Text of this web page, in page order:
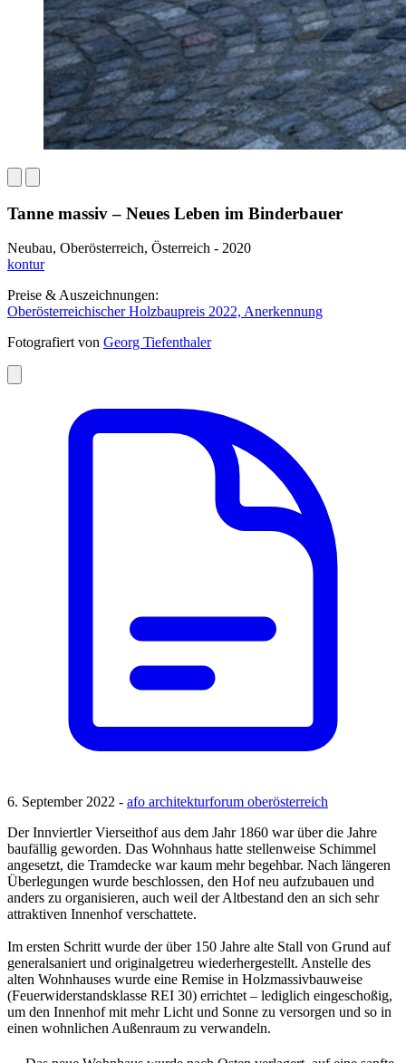
Tanne massiv – Neues Leben im Binderbauer
Neubau, Oberösterreich, Österreich - 2020
kontur
Preise & Auszeichnungen:
Oberösterreichischer Holzbaupreis 2022, Anerkennung
Fotografiert von Georg Tiefenthaler
6. September 2022 - afo architekturforum oberösterreich
Der Innviertler Vierseithof aus dem Jahr 1860 war über die Jahre
baufällig geworden. Das Wohnhaus hatte stellenweise Schimmel
angesetzt, die Tramdecke war kaum mehr begehbar. Nach längeren
Überlegungen wurde beschlossen, den Hof neu aufzubauen und
anders zu organisieren, auch weil der Altbestand den an sich sehr
attraktiven Innenhof verschattete.
Im ersten Schritt wurde der über 150 Jahre alte Stall von Grund auf
generalsaniert und originalgetreu wiederhergestellt. Anstelle des
alten Wohnhauses wurde eine Remise in Holzmassivbauweise
(Feuerwiderstandsklasse REI 30) errichtet – lediglich eingeschoßig,
um den Innenhof mit mehr Licht und Sonne zu versorgen und so in
einen wohnlichen Außenraum zu verwandeln.